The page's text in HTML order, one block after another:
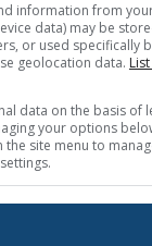
information from
data) may be
or used specifically
geolocation data.
data on the basis of
your options
site menu to